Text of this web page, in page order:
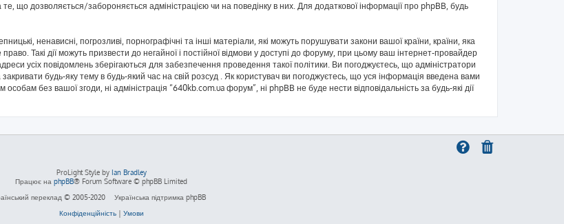
те, що дозволяється/забороняється адміністрацією чи на поведінку в них. Для додаткової інформації про phpBB, будь
ненависні, погрозливі, порнографічні та інші матеріали, які можуть порушувати закони вашої країни, країни, яка
Такі дії можуть призвести до негайної і постійної відмови у доступі до форуму, при цьому ваш інтернет-провайдер
усіх повідомлень зберігаються для забезпечення проведення такої політики. Ви погоджуєтесь, що адміністратори
будь-яку тему в будь-який час на свій розсуд . Як користувач ви погоджуєтесь, що уся інформація введена вами
без вашої згоди, ні адміністрація “640kb.com.ua форум”, ні phpBB не буде нести відповідальність за будь-які дії
ProLight Style by Ian Bradley
Працює на phpBB® Forum Software © phpBB Limited
переклад © 2005-2020
Українська підтримка phpBB
Конфіденційність| Умови